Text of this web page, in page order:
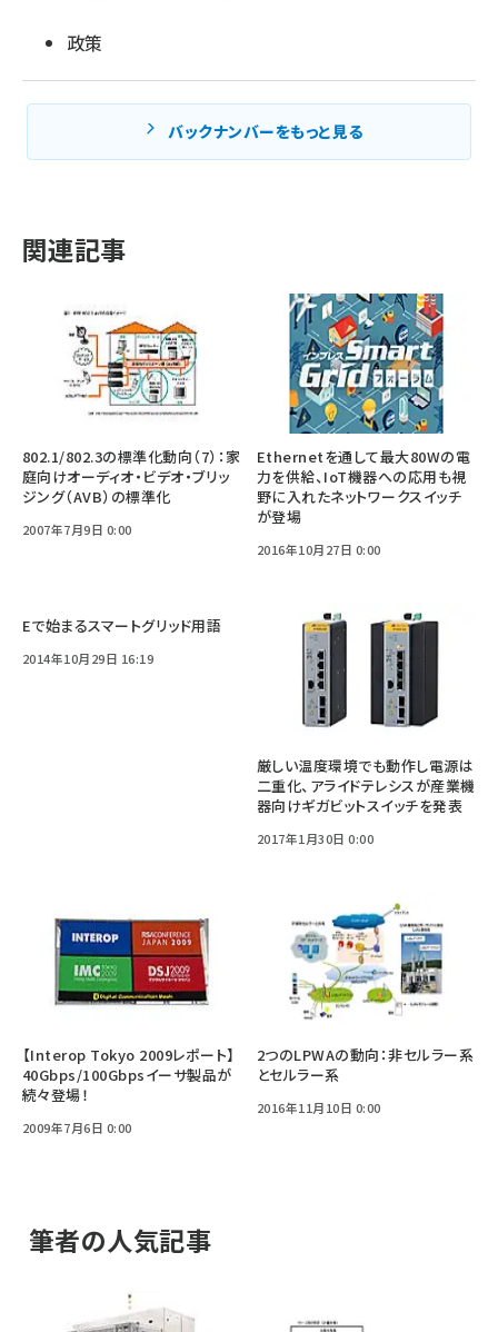
政策
バックナンバーをもっと見る
関連記事
802.1/802.3の標準化動向（7）：家
庭向けオーディオ・ビデオ・ブリッ
ジング（AVB）の標準化
2007年7月9日 0:00
Ethernetを通して最大80Wの電
力を供給、IoT機器への応用も視
野に入れたネットワークスイッチ
が登場
2016年10月27日 0:00
Eで始まるスマートグリッド用語
2014年10月29日 16:19
厳しい温度環境でも動作し電源は
二重化、アライドテレシスが産業機
器向けギガビットスイッチを発表
2017年1月30日 0:00
【Interop Tokyo 2009レポート】
40Gbps/100Gbpsイーサ製品が
続々登場！
2009年7月6日 0:00
2つのLPWAの動向：非セルラー系
とセルラー系
2016年11月10日 0:00
筆者の人気記事